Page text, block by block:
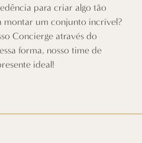
para criar algo tão
montar um conjunto incrível?
Concierge através do
forma, nosso time de
ideal!